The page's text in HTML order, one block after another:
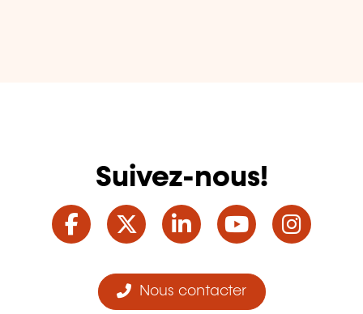
Suivez-nous!
Facebook
TwitterLinkedInYouTube
Nous contacter